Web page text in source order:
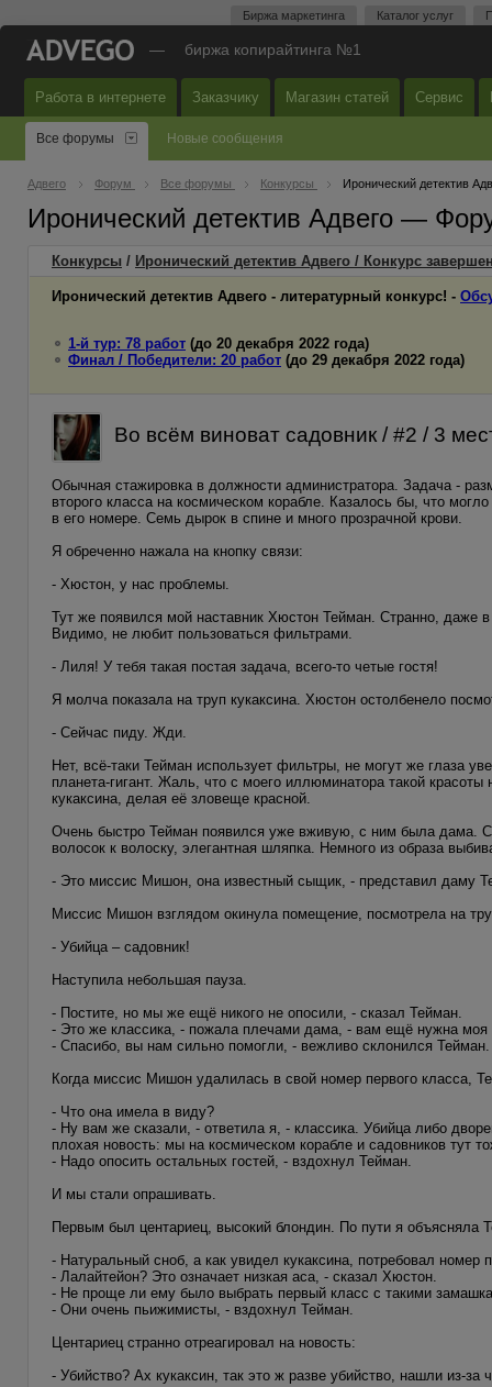
Биржа маркетинга Каталог услуг
— биржа копирайтинга №1
Работа в интернете Заказчику Магазин статей Сервис
Все форумы Новые сообщения
Адвего Форум Все форумы Конкурсы Иронический детектив
Иронический детектив Адвего —
Конкурсы / Иронический детектив Адвего / Конкурс
Иронический детектив Адвего - литературный конкурс! -
1-й тур: 78 работ (до 20 декабря 2022 года)
Финал / Победители: 20 работ (до 29 декабря 2022 года)
Во всём виноват садовник / #2 / 3
Обычная стажировка в должности администратора. Задача -
второго класса на космическом корабле. Казалось бы, что
в его номере. Семь дырок в спине и много прозрачной крови.
Я обреченно нажала на кнопку связи:
- Хюстон, у нас проблемы.
Тут же появился мой наставник Хюстон Тейман. Странно, даже
Видимо, не любит пользоваться фильтрами.
- Лиля! У тебя такая постая задача, всего-то четые гостя!
Я молча показала на труп кукаксина. Хюстон остолбенело
- Сейчас пиду. Жди.
Нет, всё-таки Тейман использует фильтры, не могут же глаза
планета-гигант. Жаль, что с моего иллюминатора такой
кукаксина, делая её зловеще красной.
Очень быстро Тейман появился уже вживую, с ним была дама.
волосок к волоску, элегантная шляпка. Немного из образа
- Это миссис Мишон, она известный сыщик, - представил даму
Миссис Мишон взглядом окинула помещение, посмотрела на
- Убийца – садовник!
Наступила небольшая пауза.
- Постите, но мы же ещё никого не опосили, - сказал Тейман.
- Это же классика, - пожала плечами дама, - вам ещё нужна моя
- Спасибо, вы нам сильно помогли, - вежливо склонился Тейман.
Когда миссис Мишон удалилась в свой номер первого класса,
- Что она имела в виду?
- Ну вам же сказали, - ответила я, - классика. Убийца либо
плохая новость: мы на космическом корабле и садовников тут
- Надо опосить остальных гостей, - вздохнул Тейман.
И мы стали опрашивать.
Первым был центариец, высокий блондин. По пути я объясняла
- Натуральный сноб, а как увидел кукаксина, потребовал номер
- Лалайтейон? Это означает низкая аса, - сказал Хюстон.
- Не проще ли ему было выбрать первый класс с такими
- Они очень пьижимисты, - вздохнул Тейман.
Центариец странно отреагировал на новость:
- Убийство? Ах кукаксин, так это ж разве убийство, нашли из-за